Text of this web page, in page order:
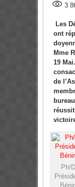
3
Les
ont
Mme
19
de
Ph/